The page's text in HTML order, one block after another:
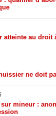
atteinte au droit
ne doit
mineur :